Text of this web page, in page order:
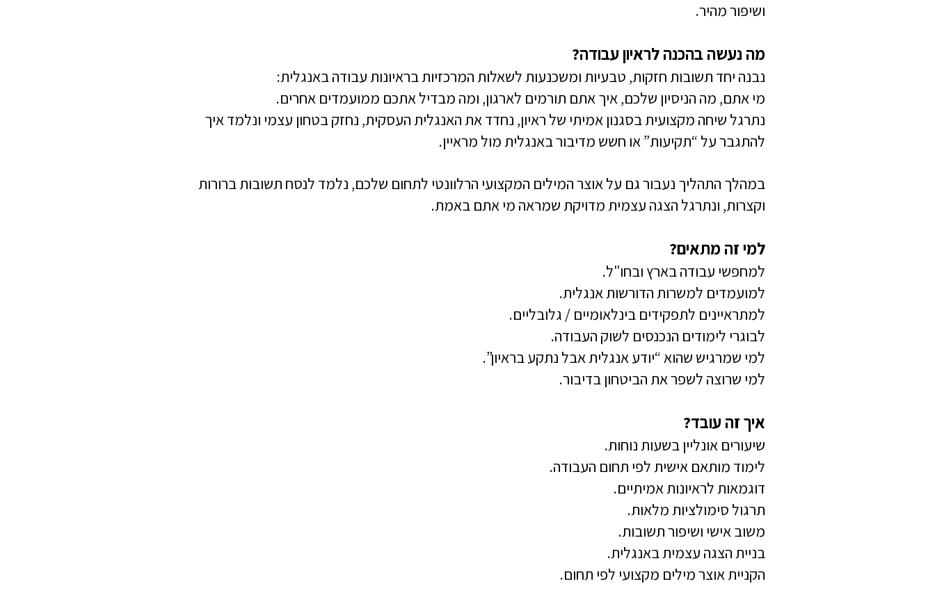
ושיפור מהיר.
מה נעשה בהכנה לראיון עבודה?
נבנה יחד תשובות חזקות, טבעיות ומשכנעות לשאלות המרכזיות בראיונות עבודה באנגלית:
מי אתם, מה הניסיון שלכם, איך אתם תורמים לארגון, ומה מבדיל אתכם ממועמדים אחרים.
נתרגל שיחה מקצועית בסגנון אמיתי של ראיון, נחדד את האנגלית העסקית, נחזק בטחון עצמי ונלמד איך
להתגבר על “תקיעות” או חשש מדיבור באנגלית מול מראיין.
במהלך התהליך נעבור גם על אוצר המילים המקצועי הרלוונטי לתחום שלכם, נלמד לנסח תשובות ברורות
וקצרות, ונתרגל הצגה עצמית מדויקת שמראה מי אתם באמת.
למי זה מתאים?
למחפשי עבודה בארץ ובחו"ל.
למועמדים למשרות הדורשות אנגלית.
למתראיינים לתפקידים בינלאומיים / גלובליים.
לבוגרי לימודים הנכנסים לשוק העבודה.
למי שמרגיש שהוא “יודע אנגלית אבל נתקע בראיון”.
למי שרוצה לשפר את הביטחון בדיבור.
איך זה עובד?
שיעורים אונליין בשעות נוחות.
לימוד מותאם אישית לפי תחום העבודה.
דוגמאות לראיונות אמיתיים.
תרגול סימולציות מלאות.
משוב אישי ושיפור תשובות.
בניית הצגה עצמית באנגלית.
הקניית אוצר מילים מקצועי לפי תחום.